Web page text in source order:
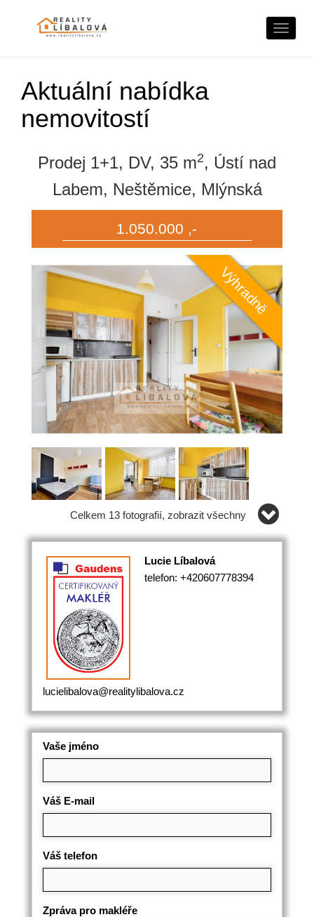
Aktuální nabídka
nemovitostí
Prodej 1+1, DV, 35 m2, Ústí nad
Labem, Neštěmice, Mlýnská
1.050.000 ,-
Celkem 13 fotografií, zobrazit všechny
Lucie Líbalová
telefon: +420607778394
lucielibalova@realitylibalova.cz
Vaše jméno
Váš E-mail
Váš telefon
Zpráva pro makléře